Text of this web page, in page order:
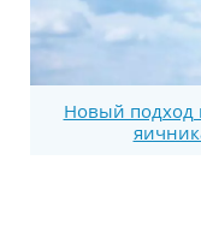
Новый подход